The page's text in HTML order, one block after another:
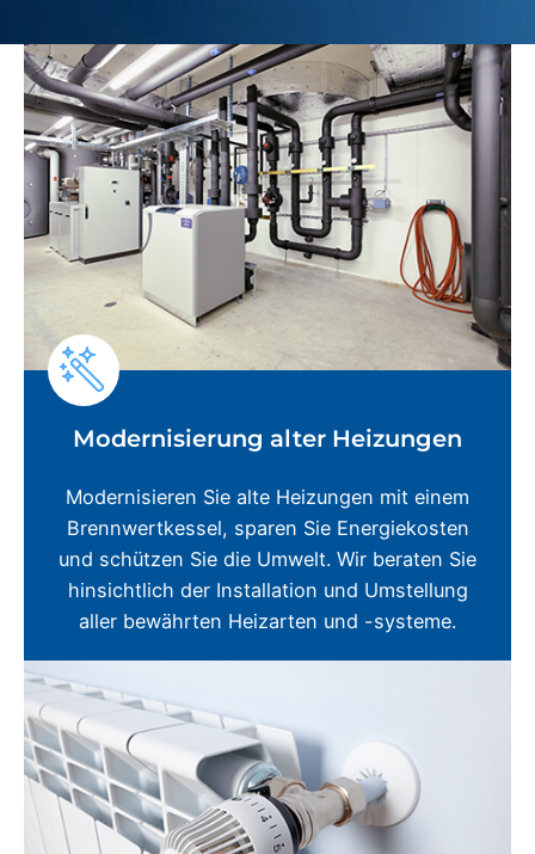
Modernisierung alter Heizungen
Modernisieren Sie alte Heizungen mit einem
Brennwertkessel, sparen Sie Energiekosten
und schützen Sie die Umwelt. Wir beraten Sie
hinsichtlich der Installation und Umstellung
aller bewährten Heizarten und -systeme.